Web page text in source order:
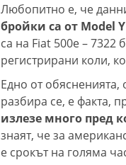
Любопитно е, че
бройки са от Model
са на Fiat 500e – 7322
регистрирани коли,
Едно от обясненията,
разбира се, е факта,
излезе много пред
знаят, че за
е срокът на голяма